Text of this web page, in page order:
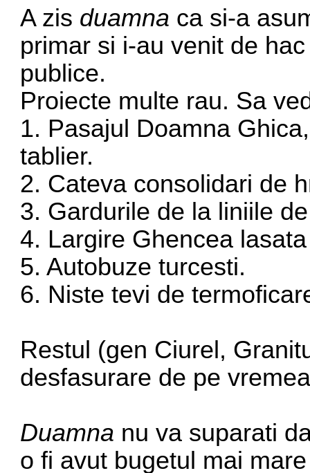
A zis duamna ca si-a
primar si i-au venit de
publice.
Proiecte multe rau. Sa
1. Pasajul Doamna
tablier.
2. Cateva consolidari de
3. Gardurile de la liniile
4. Largire Ghencea
5. Autobuze turcesti.
6. Niste tevi de
Restul (gen Ciurel,
desfasurare de pe
Duamna nu va suparati
o fi avut bugetul mai